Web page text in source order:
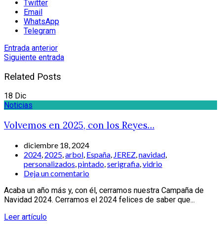
Twitter
Email
WhatsApp
Telegram
Entrada anterior
Siguiente entrada
Related Posts
18 Dic
Noticias
Volvemos en 2025, con los Reyes…
diciembre 18, 2024
2024 2025 arbol España JEREZ navidad
personalizados pintado serigrafia vidrio
Deja un comentario
Acaba un año más y, con él, cerramos nuestra Campaña de
Navidad 2024. Cerramos el 2024 felices de saber que...
Leer artículo